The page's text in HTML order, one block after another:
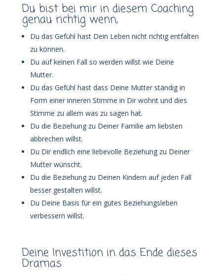
Du bist bei mir in diesem Coaching
genau richtig wenn,
Du das Gefühl hast Dein Leben nicht richtig entfalten
zu können.
Du auf keinen Fall so werden willst wie Deine
Mutter.
Du das Gefühl hast dass Deine Mutter ständig in
Form einer inneren Stimme in Dir wohnt und dies
Stimme zu allem was zu sagen hat.
Du die Beziehung zu Deiner Familie am liebsten
abbrechen willst.
Du Dir endlich eine liebevolle Beziehung zu Deiner
Mutter wünscht.
Du die Beziehung zu Deinen Kindern auf jeden Fall
besser gestalten willst.
Du Deine Basis für ein gutes Beziehungsleben
verbessern willst.
Deine Investition in das Ende dieses
Dramas